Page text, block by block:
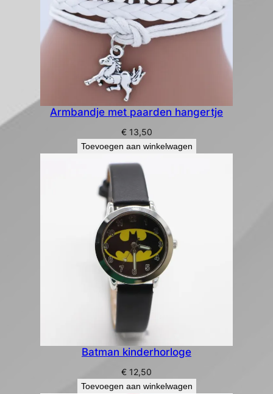
Armbandje met paarden hangertje
€13,50
Toevoegen aan winkelwagen
Batman kinderhorloge
€ 12,50
Toevoegen aan winkelwagen